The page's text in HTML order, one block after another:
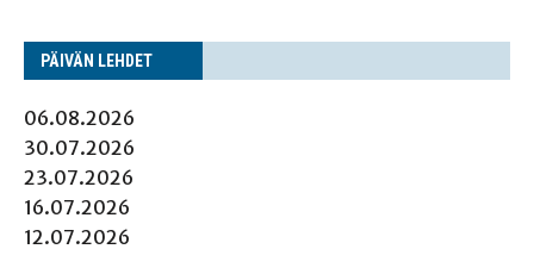
PÄI­VÄN LEHDET
06.08.2026
30.07.2026
23.07.2026
16.07.2026
12.07.2026